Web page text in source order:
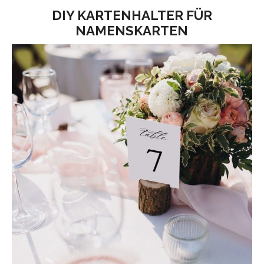
DIY KARTENHALTER FÜR
NAMENSKARTEN